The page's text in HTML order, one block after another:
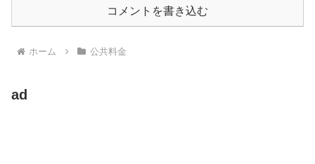
コメントを書き込む
ホーム 公共料金
ad